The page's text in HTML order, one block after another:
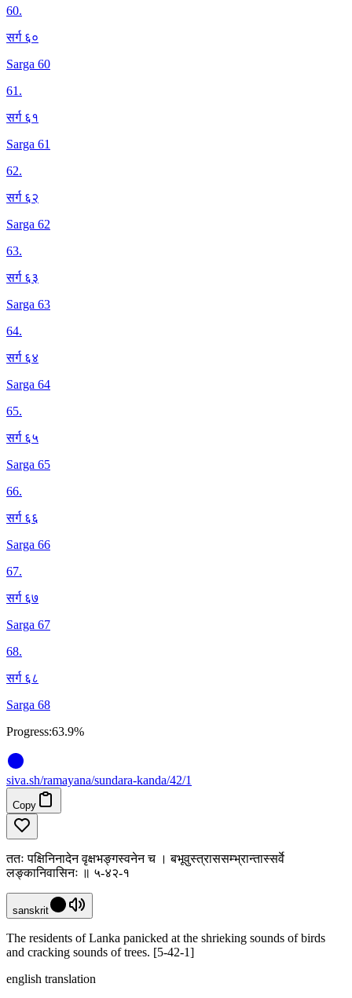
60.
सर्ग ६०
Sarga 60
61.
सर्ग ६१
Sarga 61
62.
सर्ग ६२
Sarga 62
63.
सर्ग ६३
Sarga 63
64.
सर्ग ६४
Sarga 64
65.
सर्ग ६५
Sarga 65
66.
सर्ग ६६
Sarga 66
67.
सर्ग ६७
Sarga 67
68.
सर्ग ६८
Sarga 68
Progress:63.9%
siva.sh/ramayana/sundara-kanda/42/1
Copy
ततः पक्षिनिनादेन वृक्षभङ्गस्वनेन च । बभूवुस्त्राससम्भ्रान्तास्सर्वे
लङ्कानिवासिनः ॥ ५-४२-१
sanskrit
The residents of Lanka panicked at the shrieking sounds of birds
and cracking sounds of trees. [5-42-1]
english translation